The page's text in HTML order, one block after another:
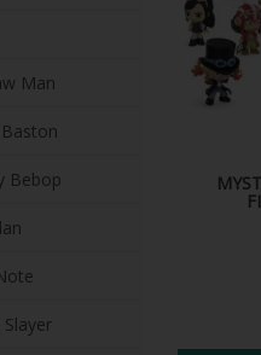
Man
Bebop